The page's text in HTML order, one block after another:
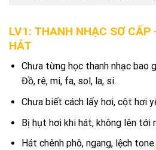
LV1: THANH NHẠC SƠ CẤP
HÁT
Chưa từng học thanh nhạc bao
Đồ, rê, mi, fa, sol, la, si.
Chưa biết cách lấy hơi, cột hơi
Bị hụt hơi khi hát, không lên tới
Hát chênh phô, ngang, lệch tone.